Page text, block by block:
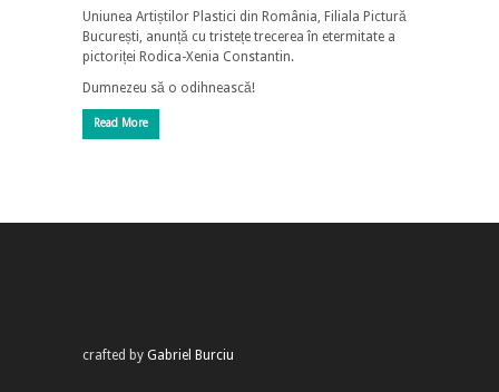
Uniunea Artiștilor Plastici din România, Filiala Pictură
București, anunță cu tristețe trecerea în etermitate a
pictoriței Rodica-Xenia Constantin.
Dumnezeu să o odihnească!
Read More
crafted by Gabriel Burciu